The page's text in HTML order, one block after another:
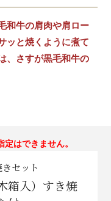
和牛の肩肉や肩ロー
ッと焼くように煮て
、さすが黒毛和牛の
はできません。
セット
箱入）すき焼